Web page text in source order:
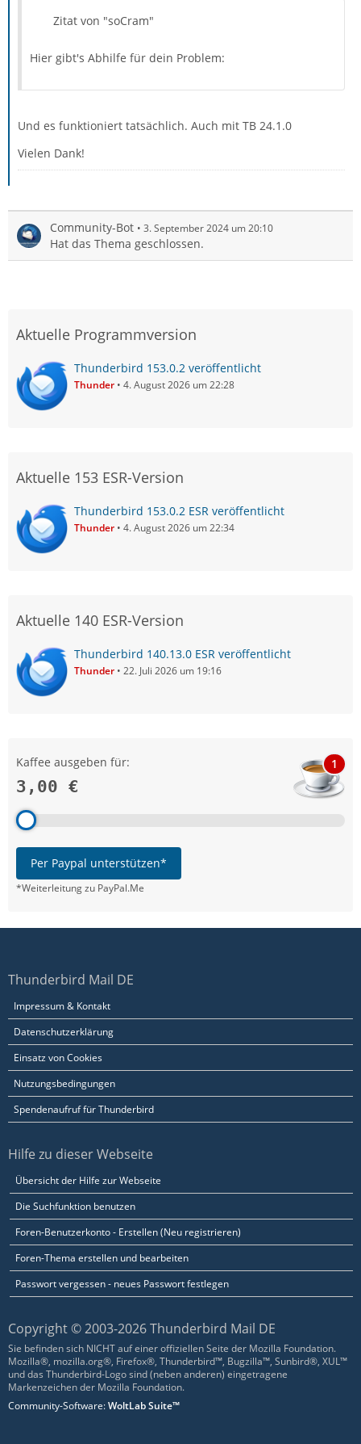
Zitat von "soCram"
Hier gibt's Abhilfe für dein Problem:
Und es funktioniert tatsächlich. Auch mit TB 24.1.0
Vielen Dank!
Community-Bot 3. September 2024 um 20:10
Hat das Thema geschlossen.
Aktuelle Programmversion
Thunderbird 153.0.2 veröffentlicht
Thunder 4. August 2026 um 22:28
Aktuelle 153 ESR-Version
Thunderbird 153.0.2 ESR veröffentlicht
Thunder 4. August 2026 um 22:34
Aktuelle 140 ESR-Version
Thunderbird 140.13.0 ESR veröffentlicht
Thunder 22. Juli 2026 um 19:16
Kaffee ausgeben für:
3,00 €
1
Per Paypal unterstützen*
*Weiterleitung zu PayPal.Me
Thunderbird Mail DE
Impressum & Kontakt
Datenschutzerklärung
Einsatz von Cookies
Nutzungsbedingungen
Spendenaufruf für Thunderbird
Hilfe zu dieser Webseite
Übersicht der Hilfe zur Webseite
Die Suchfunktion benutzen
Foren-Benutzerkonto - Erstellen (Neu registrieren)
Foren-Thema erstellen und bearbeiten
Passwort vergessen - neues Passwort festlegen
Copyright © 2003-2026 Thunderbird Mail DE
Sie befinden sich NICHT auf einer offiziellen Seite der Mozilla Foundation.
Mozilla®, mozilla.org®, Firefox®, Thunderbird™, Bugzilla™, Sunbird®, XUL™
und das Thunderbird-Logo sind (neben anderen) eingetragene
Markenzeichen der Mozilla Foundation.
Community-Software:WoltLab Suite™